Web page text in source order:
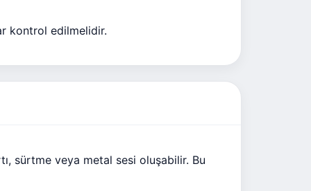
kontrol edilmelidir.
sürtme veya metal sesi oluşabilir. Bu